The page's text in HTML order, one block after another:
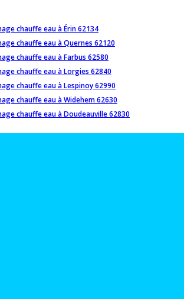
chauffe eau à Érin 62134
chauffe eau à Quernes 62120
chauffe eau à Farbus 62580
chauffe eau à Lorgies 62840
chauffe eau à Lespinoy 62990
chauffe eau à Widehem 62630
chauffe eau à Doudeauville 62830